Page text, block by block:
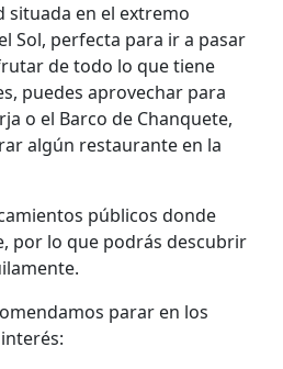
situada en el extremo
Sol, perfecta para ir a pasar
de todo lo que tiene
puedes aprovechar para
o el Barco de Chanquete,
algún restaurante en la
públicos donde
por lo que podrás descubrir
parar en los